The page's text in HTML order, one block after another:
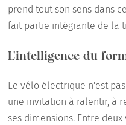
prend tout son sens dans
fait partie intégrante de la
L'intelligence du
Le vélo électrique n'est
une invitation à ralentir, à
ses dimensions. Entre